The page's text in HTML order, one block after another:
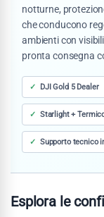
notturne,
che conducono
ambienti con
pronta consegna
DJI Gold 5 Dealer
Starlight +
Supporto tecnico
Esplora le